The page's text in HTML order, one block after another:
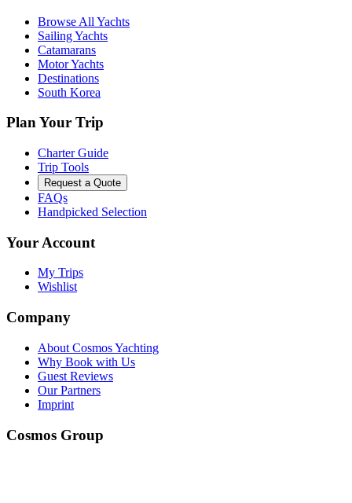
Browse All Yachts
Sailing Yachts
Catamarans
Motor Yachts
Destinations
South Korea
Plan Your Trip
Charter Guide
Trip Tools
Request a Quote
FAQs
Handpicked Selection
Your Account
My Trips
Wishlist
Company
About Cosmos Yachting
Why Book with Us
Guest Reviews
Our Partners
Imprint
Cosmos Group